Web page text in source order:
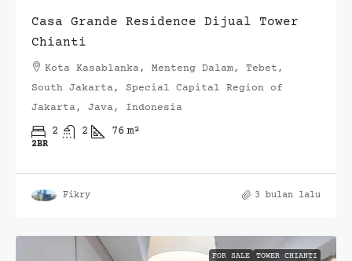
Casa Grande Residence Dijual Tower
Chianti
Kota Kasablanka, Menteng Dalam, Tebet,
South Jakarta, Special Capital Region of
Jakarta, Java, Indonesia
2 2 76 m²
2BR
Fikry 3 bulan lalu
FOR SALE TOWER CHIANTI